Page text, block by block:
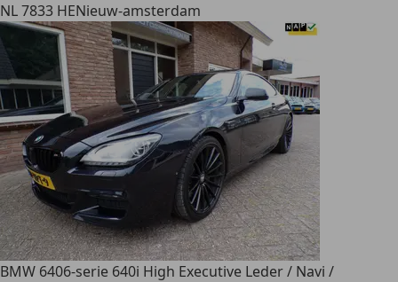
NL 7833 HENieuw-amsterdam
BMW 6406-serie 640i High Executive Leder / Navi /